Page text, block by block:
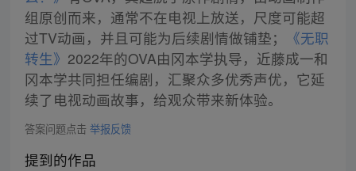
组原创而来，通常不在电视上放送，尺度可能超
过TV动画，并且可能为后续剧情做铺垫；
《无职
转生》 2022年的OVA由冈本学执导，近藤成一和
冈本学共同担任编剧，汇聚众多优秀声优，它延
续了电视动画故事，给观众带来新体验。
答案问题点击 举报反馈
提到的作品